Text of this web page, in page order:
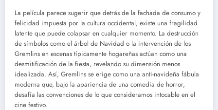
La película parece sugerir que detrás de la fachada de consumo y
felicidad impuesta por la cultura occidental, existe una fragilidad
latente que puede colapsar en cualquier momento. La destrucción
de símbolos como el árbol de Navidad o la intervención de los
Gremlins en escenas típicamente hogareñas actúan como una
desmitificación de la fiesta, revelando su dimensión menos
idealizada. Así, Gremlins se erige como una anti-navideña fábula
moderna que, bajo la apariencia de una comedia de horror,
desafía las convenciones de lo que consideramos intocable en el
cine festivo.